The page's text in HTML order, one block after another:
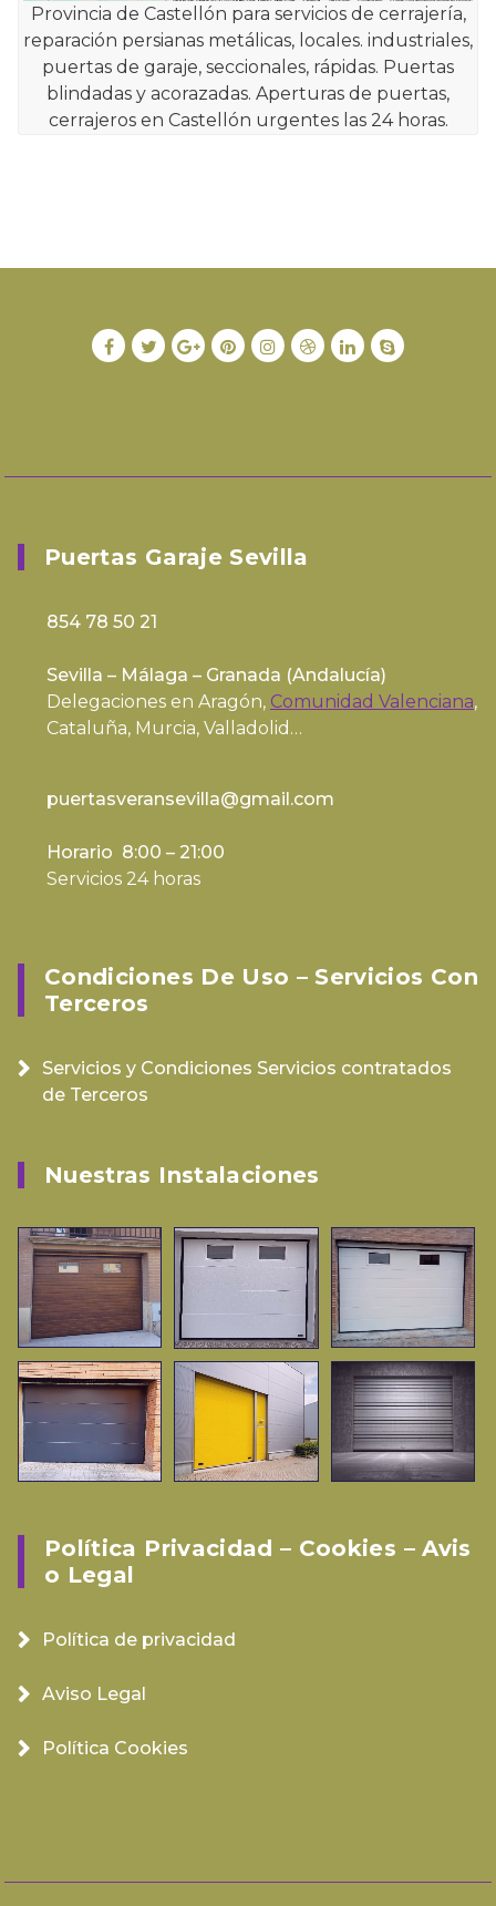
Provincia de Castellón para servicios de cerrajería,
reparación persianas metálicas, locales. industriales,
puertas de garaje, seccionales, rápidas. Puertas
blindadas y acorazadas. Aperturas de puertas,
cerrajeros en Castellón urgentes las 24 horas.
Puertas Garaje Sevilla
854 78 50 21
Sevilla – Málaga – Granada (Andalucía)
Delegaciones en Aragón, Comunidad Valenciana,
Cataluña, Murcia, Valladolid…
puertasveransevilla@gmail.com
Horario 8:00 – 21:00
Servicios 24 horas
Condiciones De Uso – Servicios Con
Terceros
Servicios y Condiciones Servicios contratados
de Terceros
Nuestras Instalaciones
Política Privacidad – Cookies – Avis
O Legal
Política de privacidad
Aviso Legal
Política Cookies